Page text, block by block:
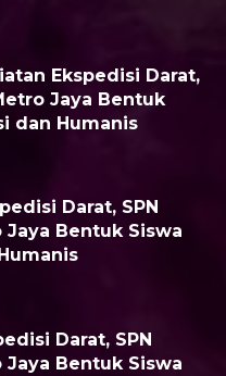
Ekspedisi Darat,
Jaya Bentuk
dan Humanis
Darat, SPN
Jaya Bentuk Siswa
Darat, SPN
Jaya Bentuk Siswa